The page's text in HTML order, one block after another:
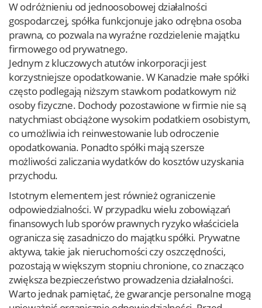
W odróżnieniu od jednoosobowej działalności
gospodarczej, spółka funkcjonuje jako odrębna osoba
prawna, co pozwala na wyraźne rozdzielenie majątku
firmowego od prywatnego.
Jednym z kluczowych atutów inkorporacji jest
korzystniejsze opodatkowanie. W Kanadzie małe spółki
często podlegają niższym stawkom podatkowym niż
osoby fizyczne. Dochody pozostawione w firmie nie są
natychmiast obciążone wysokim podatkiem osobistym,
co umożliwia ich reinwestowanie lub odroczenie
opodatkowania. Ponadto spółki mają szersze
możliwości zaliczania wydatków do kosztów uzyskania
przychodu.
Istotnym elementem jest również ograniczenie
odpowiedzialności. W przypadku wielu zobowiązań
finansowych lub sporów prawnych ryzyko właściciela
ogranicza się zasadniczo do majątku spółki. Prywatne
aktywa, takie jak nieruchomości czy oszczędności,
pozostają w większym stopniu chronione, co znacząco
zwiększa bezpieczeństwo prowadzenia działalności.
Warto jednak pamiętać, że gwarancje personalne mogą